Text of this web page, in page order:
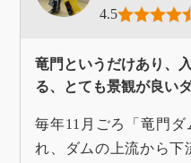
4.5
竜門というだけあり、
る、とても景観が良い
毎年11月ごろ「竜門
れ、ダムの上流から下